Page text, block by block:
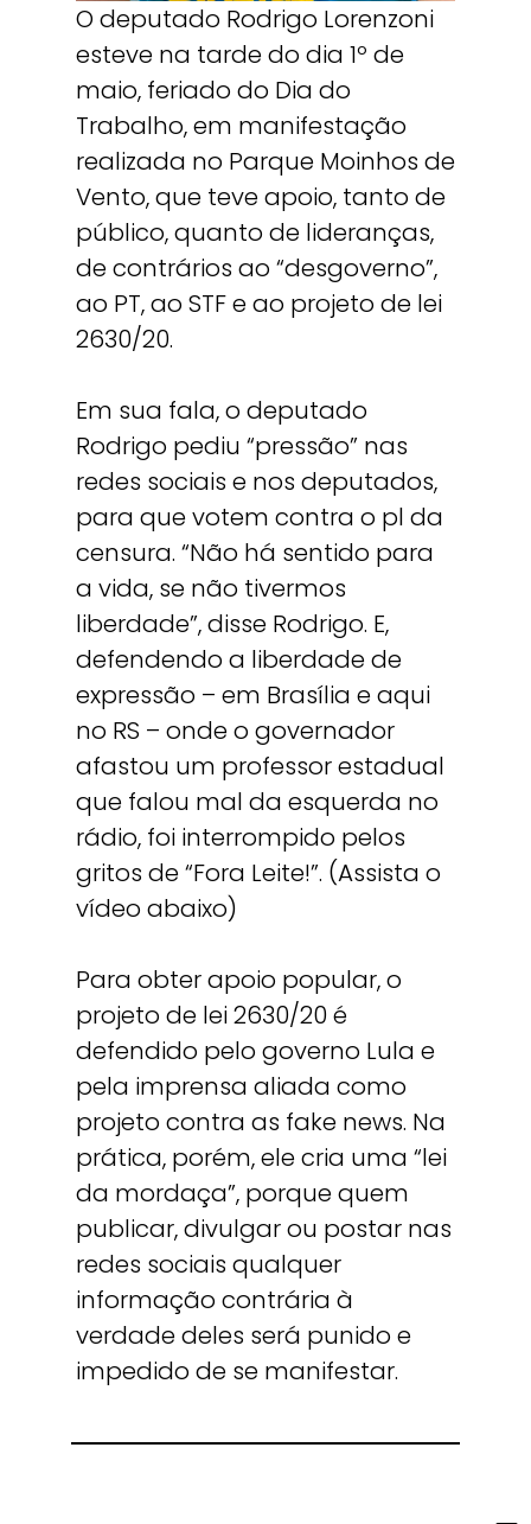
O deputado Rodrigo Lorenzoni
esteve na tarde do dia 1º de
maio, feriado do Dia do
Trabalho, em manifestação
realizada no Parque Moinhos de
Vento, que teve apoio, tanto de
público, quanto de lideranças,
de contrários ao “desgoverno”,
ao PT, ao STF e ao projeto de lei
2630/20.
Em sua fala, o deputado
Rodrigo pediu “pressão” nas
redes sociais e nos deputados,
para que votem contra o pl da
censura. “Não há sentido para
a vida, se não tivermos
liberdade”, disse Rodrigo. E,
defendendo a liberdade de
expressão – em Brasília e aqui
no RS – onde o governador
afastou um professor estadual
que falou mal da esquerda no
rádio, foi interrompido pelos
gritos de “Fora Leite!”. (Assista o
vídeo abaixo)
Para obter apoio popular, o
projeto de lei 2630/20 é
defendido pelo governo Lula e
pela imprensa aliada como
projeto contra as fake news. Na
prática, porém, ele cria uma “lei
da mordaça”, porque quem
publicar, divulgar ou postar nas
redes sociais qualquer
informação contrária à
verdade deles será punido e
impedido de se manifestar.